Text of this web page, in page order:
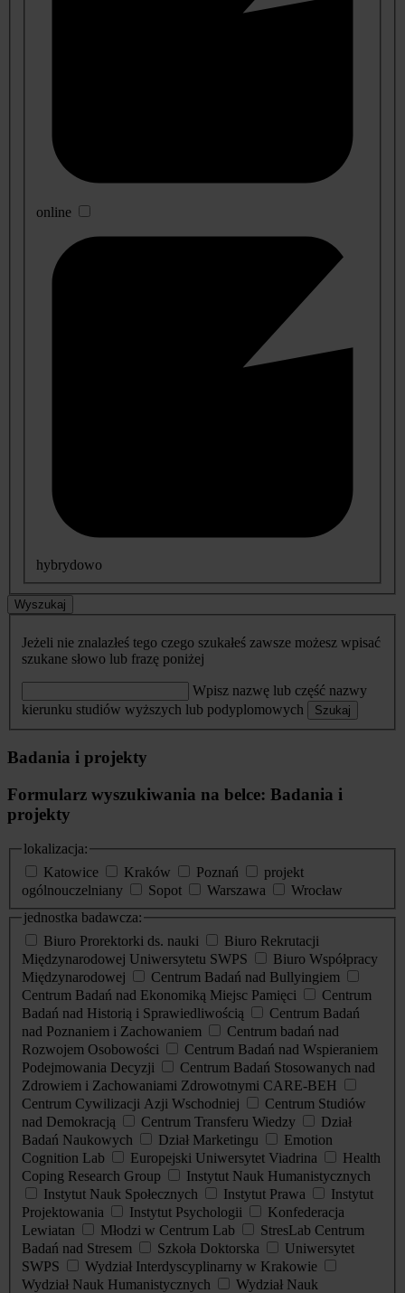
online
hybrydowo
Wyszukaj
Jeżeli nie znalazłeś tego czego szukałeś zawsze możesz wpisać
szukane słowo lub frazę poniżej
Wpisz nazwę lub część nazwy
kierunku studiów wyższych lub podyplomowych
Szukaj
Badania i projekty
Formularz wyszukiwania na belce: Badania i
projekty
lokalizacja:
Katowice
Kraków Poznań
projekt
ogólnouczelniany
Sopot Warszawa
Wrocław
jednostka badawcza:
Biuro Prorektorki ds. nauki
Biuro Rekrutacji
Międzynarodowej Uniwersytetu SWPS
Biuro Współpracy
Międzynarodowej
Centrum Badań nad Bullyingiem
Centrum Badań nad Ekonomiką Miejsc Pamięci
Centrum
Badań nad Historią i Sprawiedliwością
Centrum Badań
nad Poznaniem i Zachowaniem
Centrum badań nad
Rozwojem Osobowości
Centrum Badań nad Wspieraniem
Podejmowania Decyzji
Centrum Badań Stosowanych nad
Zdrowiem i Zachowaniami Zdrowotnymi CARE-BEH
Centrum Cywilizacji Azji Wschodniej
Centrum Studiów
nad Demokracją
Centrum Transferu Wiedzy
Dział
Badań Naukowych
Dział Marketingu
Emotion
Cognition Lab
Europejski Uniwersytet Viadrina
Health
Coping Research Group
Instytut Nauk Humanistycznych
Instytut Nauk Społecznych
Instytut Prawa
Instytut
Projektowania
Instytut Psychologii
Konfederacja
Lewiatan
Młodzi w Centrum Lab
StresLab Centrum
Badań nad Stresem
Szkoła Doktorska
Uniwersytet
SWPS
Wydział Interdyscyplinarny w Krakowie
Wydział Nauk Humanistycznych
Wydział Nauk